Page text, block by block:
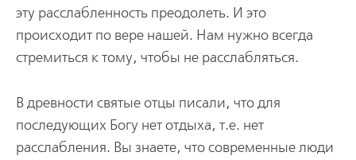
эту расслабленность преодолеть. И это
происходит по вере нашей. Нам нужно всегда
стремиться к тому, чтобы не расслабляться.
В древности святые отцы писали, что для
поcледующих Богу нет отдыха, т.е. нет
расслабления. Вы знаете, что современные люди